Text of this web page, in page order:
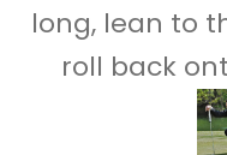
long, lean to
roll back